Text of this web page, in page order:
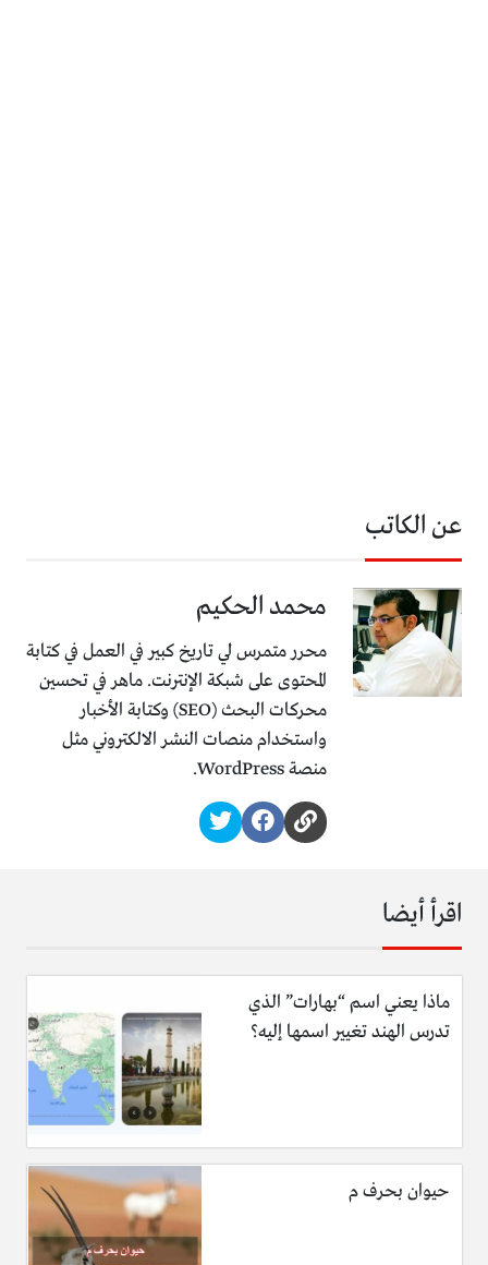
عن الكاتب
محمد الحكيم
محرر متمرس لي تاريخ كبير في العمل في كتابة
المحتوى على شبكة الإنترنت. ماهر في تحسين
محركات البحث (SEO) وكتابة الأخبار
واستخدام منصات النشر الالكتروني مثل
منصة WordPress.
اقرأ أيضا
ماذا يعني اسم “بهارات” الذي
تدرس الهند تغيير اسمها إليه؟
حيوان بحرف م